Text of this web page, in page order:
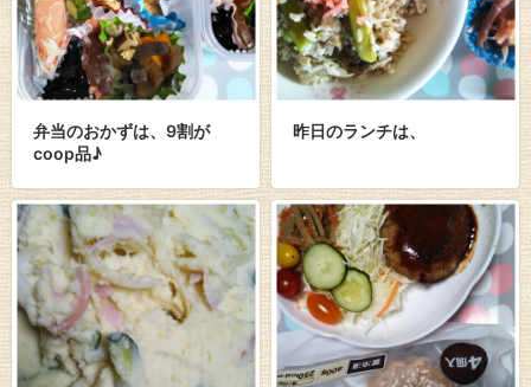
弁当のおかずは、9割が
coop品♪
昨日のランチは、